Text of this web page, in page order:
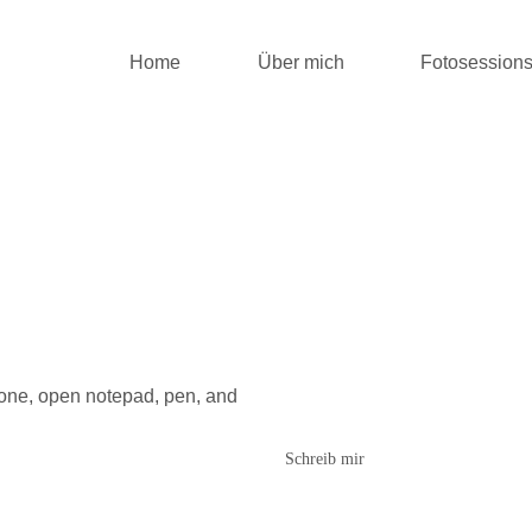
Home Über mich
Schreib mir